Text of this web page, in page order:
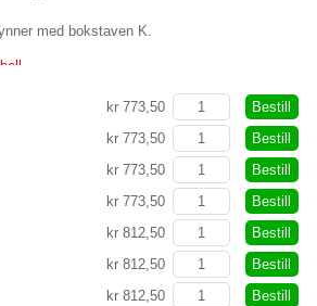
med bokstaven K.
kr 773,50
Bestill
kr 773,50
Bestill
kr 773,50
Bestill
kr 773,50
Bestill
kr 812,50
Bestill
kr 812,50
Bestill
kr 812,50 Bestill